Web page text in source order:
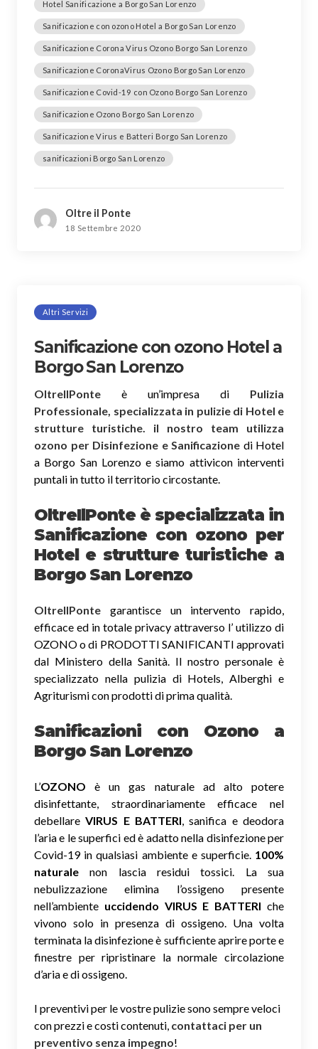
Hotel Sanificazione a Borgo San Lorenzo
Sanificazione con ozono Hotel a Borgo San Lorenzo
Sanificazione Corona Virus Ozono Borgo San Lorenzo
Sanificazione CoronaVirus Ozono Borgo San Lorenzo
Sanificazione Covid-19 con Ozono Borgo San Lorenzo
Sanificazione Ozono Borgo San Lorenzo
Sanificazione Virus e Batteri Borgo San Lorenzo
sanificazioni Borgo San Lorenzo
Oltre il Ponte
18 Settembre 2020
Altri Servizi
Sanificazione con ozono Hotel a
Borgo San Lorenzo
OltreIlPonte è un’impresa di Pulizia
Professionale, specializzata in pulizie di Hotel e
strutture turistiche. il nostro team utilizza
ozono per Disinfezione e Sanificazione di Hotel
a Borgo San Lorenzo e siamo attivicon interventi
puntali in tutto il territorio circostante.
OltreIlPonte è specializzata in
Sanificazione con ozono per
Hotel e strutture turistiche a
Borgo San Lorenzo
OltreIlPonte garantisce un intervento rapido,
efficace ed in totale privacy attraverso l’ utilizzo di
OZONO o di PRODOTTI SANIFICANTI approvati
dal Ministero della Sanità. Il nostro personale è
specializzato nella pulizia di Hotels, Alberghi e
Agriturismi con prodotti di prima qualità.
Sanificazioni con Ozono a
Borgo San Lorenzo
L’OZONO è un gas naturale ad alto potere
disinfettante, straordinariamente efficace nel
debellareVIRUS E BATTERI, sanifica e deodora
l’aria e le superfici ed è adatto nella disinfezione per
Covid-19 in qualsiasi ambiente e superficie. 100%
naturale non lascia residui tossici. La sua
nebulizzazione elimina l’ossigeno presente
nell’ambiente uccidendo VIRUS E BATTERI che
vivono solo in presenza di ossigeno. Una volta
terminata la disinfezione è sufficiente aprire porte e
finestre per ripristinare la normale circolazione
d’aria e di ossigeno.
I preventivi per le vostre pulizie sono sempre veloci
con prezzi e costi contenuti, contattaci per un
preventivo senza impegno!